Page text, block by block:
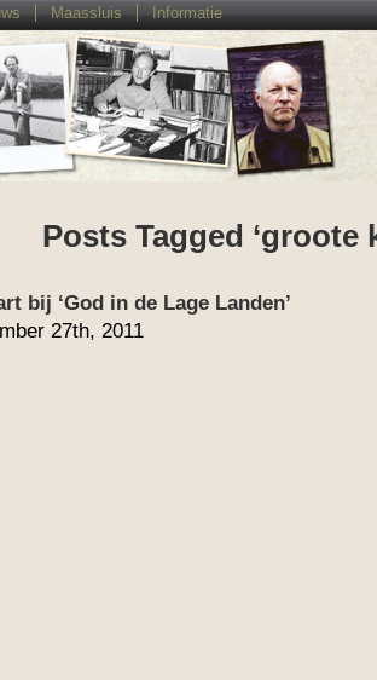
Maassluis Informatie
Posts Tagged ‘groote
bij ‘God in de Lage Landen’
27th, 2011